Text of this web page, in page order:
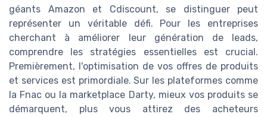
géants Amazon et Cdiscount, se distinguer peut
représenter un véritable défi. Pour les entreprises
cherchant à améliorer leur génération de leads,
comprendre les stratégies essentielles est crucial.
Premièrement, l'optimisation de vos offres de produits
et services est primordiale. Sur les plateformes comme
la Fnac ou la marketplace Darty, mieux vos produits se
démarquent, plus vous attirez des acheteurs